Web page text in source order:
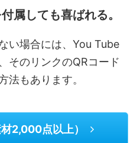
属しても喜ばれる。
い場合には、You Tube
そのリンクのQRコード
法もあります。
2,000点以上）